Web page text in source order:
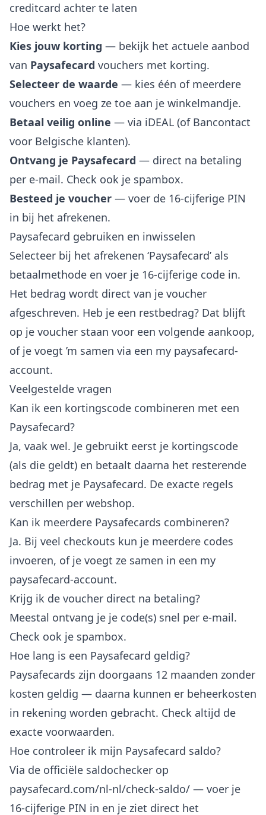
creditcard achter te laten
Hoe werkt het?
Kies jouw korting — bekijk het actuele aanbod
van Paysafecard vouchers met korting.
Selecteer de waarde — kies één of meerdere
vouchers en voeg ze toe aan je winkelmandje.
Betaal veilig online — via iDEAL (of Bancontact
voor Belgische klanten).
Ontvang je Paysafecard — direct na betaling
per e-mail. Check ook je spambox.
Besteed je voucher — voer de 16-cijferige PIN
in bij het afrekenen.
Paysafecard gebruiken en inwisselen
Selecteer bij het afrekenen ‘Paysafecard’ als
betaalmethode en voer je 16-cijferige code in.
Het bedrag wordt direct van je voucher
afgeschreven. Heb je een restbedrag? Dat blijft
op je voucher staan voor een volgende aankoop,
of je voegt ’m samen via een my paysafecard-
account.
Veelgestelde vragen
Kan ik een kortingscode combineren met een
Paysafecard?
Ja, vaak wel. Je gebruikt eerst je kortingscode
(als die geldt) en betaalt daarna het resterende
bedrag met je Paysafecard. De exacte regels
verschillen per webshop.
Kan ik meerdere Paysafecards combineren?
Ja. Bij veel checkouts kun je meerdere codes
invoeren, of je voegt ze samen in een my
paysafecard-account.
Krijg ik de voucher direct na betaling?
Meestal ontvang je je code(s) snel per e-mail.
Check ook je spambox.
Hoe lang is een Paysafecard geldig?
Paysafecards zijn doorgaans 12 maanden zonder
kosten geldig — daarna kunnen er beheerkosten
in rekening worden gebracht. Check altijd de
exacte voorwaarden.
Hoe controleer ik mijn Paysafecard saldo?
Via de officiële saldochecker op
paysafecard.com/nl-nl/check-saldo/ — voer je
16-cijferige PIN in en je ziet direct het